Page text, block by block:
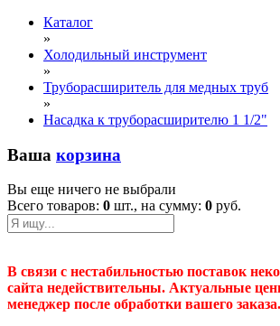
Каталог
»
Холодильный инструмент
»
Труборасширитель для медных труб
»
Насадка к труборасширителю 1 1/2"
Ваша корзина
Вы еще ничего не выбрали
Всего товаров: 0 шт., на сумму: 0 руб.
В связи с нестабильностью поставок
сайта недействительны. Актуальные
менеджер после обработки вашего заказа.